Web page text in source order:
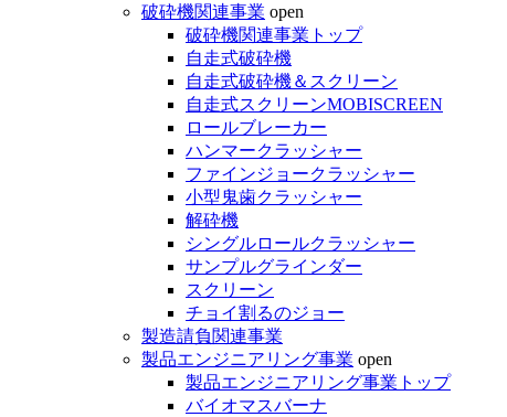
破砕機関連事業 open
破砕機関連事業トップ
自走式破砕機
自走式破砕機＆スクリーン
自走式スクリーンMOBISCREEN
ロールブレーカー
ハンマークラッシャー
ファインジョークラッシャー
小型鬼歯クラッシャー
解砕機
シングルロールクラッシャー
サンプルグラインダー
スクリーン
チョイ割るのジョー
製造請負関連事業
製品エンジニアリング事業 open
製品エンジニアリング事業トップ
バイオマスバーナ